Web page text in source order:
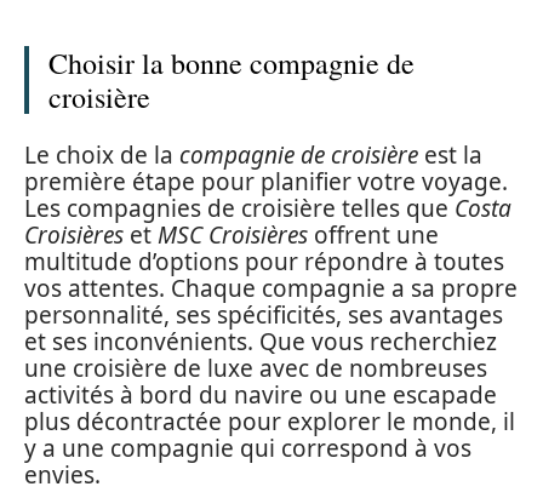
Choisir la bonne compagnie de
croisière
Le choix de la compagnie de croisière est la
première étape pour planifier votre voyage.
Les compagnies de croisière telles que Costa
Croisières etMSC Croisières offrent une
multitude d’options pour répondre à toutes
vos attentes. Chaque compagnie a sa propre
personnalité, ses spécificités, ses avantages
et ses inconvénients. Que vous recherchiez
une croisière de luxe avec de nombreuses
activités à bord du navire ou une escapade
plus décontractée pour explorer le monde, il
y a une compagnie qui correspond à vos
envies.